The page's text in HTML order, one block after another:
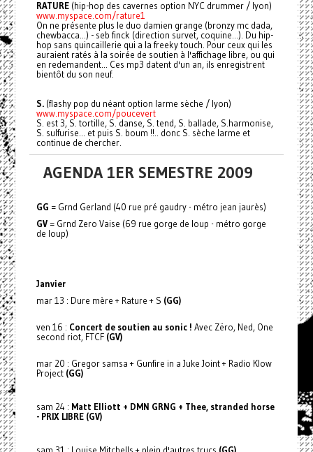
RATURE(hip-hop des cavernes option NYC drummer / lyon)
www.myspace.com/rature1
On ne présente plus le duo damien grange (bronzy mc dada,
chewbacca...) - seb finck (direction survet, coquine...). Du hip-
hop sans quincaillerie qui a la freeky touch. Pour ceux qui les
auraient ratés à la soirée de soutien à l'affichage libre, ou qui
en redemandent... Ces mp3 datent d'un an, ils enregistrent
bientôt du son neuf.
S.(flashy pop du néant option larme sèche / lyon)
www.myspace.com/poucevert
S. est 3, S. tortille, S. danse, S. tend, S. ballade, S.harmonise,
S. sulfurise... et puis S. boum !!.. donc S. sèche larme et
continue de chercher.
AGENDA 1ER SEMESTRE 2009
GG = Grnd Gerland (40 rue pré gaudry - métro jean jaurès)
GV= Grnd Zero Vaise (69 rue gorge de loup - métro gorge
de loup)
Janvier
mar 13 : Dure mère + Rature + S (GG)
ven 16 : Concert de soutien au sonic ! Avec Zëro, Ned, One
second riot, FTCF (GV)
mar 20 : Gregor samsa + Gunfire in a Juke Joint + Radio Klow
Project (GG)
sam 24 : Matt Elliott + DMN GRNG + Thee, stranded horse
- PRIX LIBRE (GV)